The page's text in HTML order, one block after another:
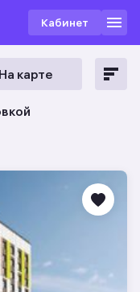
Кабинет
На карте